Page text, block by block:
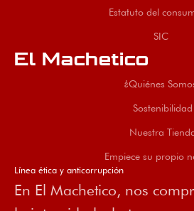
Estatuto del
SIC
El Machetico
¿Quiénes
Sostenibilidad
Nuestra
Empiece su propio
Línea ética y anticorrupción
En El Machetico, nos